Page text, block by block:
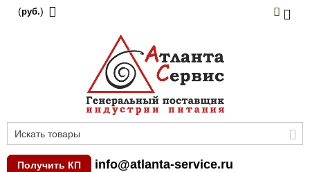
(руб.)
Получить КП info@atlanta-service.ru